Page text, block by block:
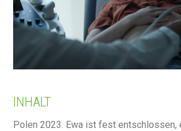
INHALT
Polen 2023. Ewa ist fest entschlossen,